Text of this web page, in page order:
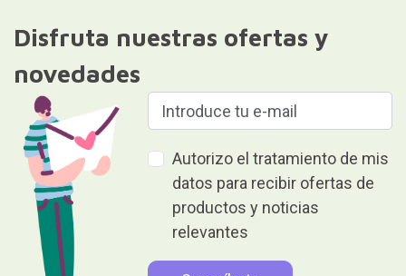
Disfruta nuestras ofertas y
novedades
Autorizo el tratamiento de mis
datos para recibir ofertas de
productos y noticias
relevantes